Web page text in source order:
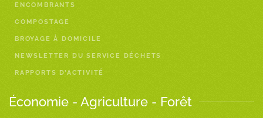
ENCOMBRANTS
COMPOSTAGE
BROYAGE À DOMICILE
NEWSLETTER DU SERVICE DÉCHETS
RAPPORTS D’ACTIVITÉ
Économie - Agriculture - Forêt